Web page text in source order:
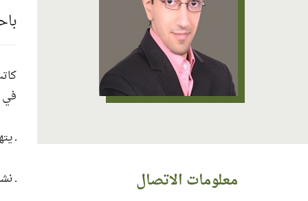
معلومات الاتصال
في
ـ
ـ